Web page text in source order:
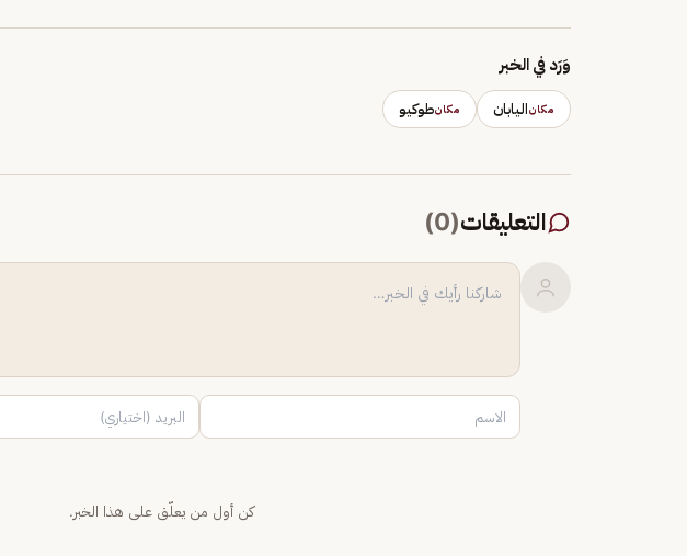
وَرَد في الخبر
مكاناليابان مكانطوكيو
التعليقات(
0
)
كن أول من يعلّق على هذا الخبر.